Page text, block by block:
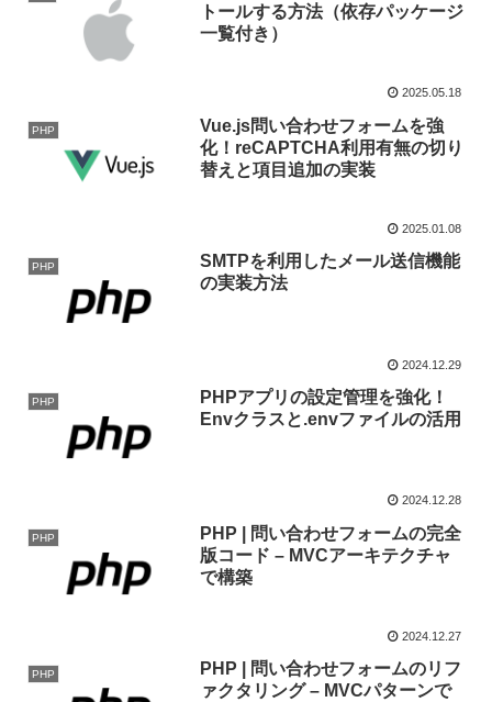
トールする方法（依存パッケージ
一覧付き）
2025.05.18
PHP
Vue.js問い合わせフォームを強
化！reCAPTCHA利用有無の切り
替えと項目追加の実装
2025.01.08
PHP
SMTPを利用したメール送信機能
の実装方法
2024.12.29
PHP
PHPアプリの設定管理を強化！
Envクラスと.envファイルの活用
2024.12.28
PHP
PHP | 問い合わせフォームの完全
版コード – MVCアーキテクチャ
で構築
2024.12.27
PHP
PHP | 問い合わせフォームのリフ
ァクタリング – MVCパターンで